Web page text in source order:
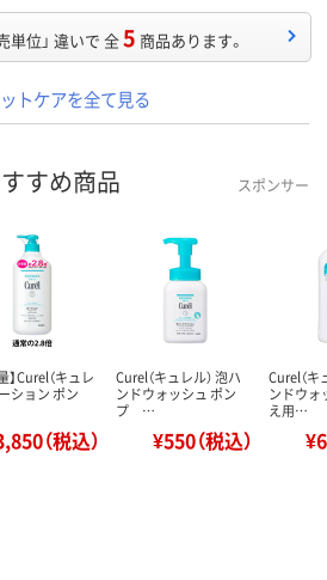
売単位」 違いで 全5 商品あります。
トケアを全て見る
すめ商品 スポンサー
】Curel（キュレ
ション ポン
（税込）
Curel（キュレル） 泡ハ
ンドウォッシュ ポン
プ …
¥550（税込）
Curel（キ
ンドウォ
え用…